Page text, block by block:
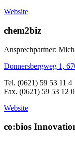
Website
chem2biz
Ansprechpartner:
Donnersbergweg 1,
Tel. (0621) 59 53 11 4
Fax. (0621) 59 53 12 0
Website
co:bios